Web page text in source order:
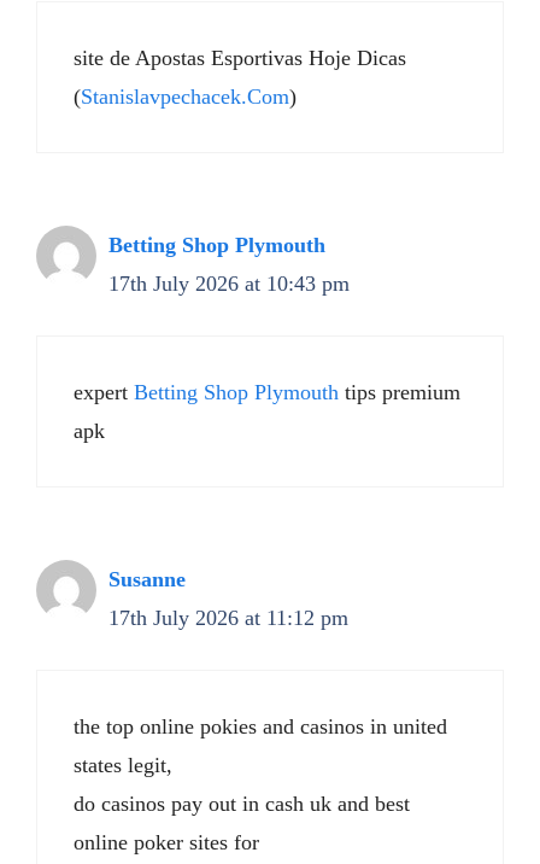
site de Apostas Esportivas Hoje Dicas
(Stanislavpechacek.Com)
Betting Shop Plymouth
17th July 2026 at 10:43 pm
expert Betting Shop Plymouth tips premium
apk
Susanne
17th July 2026 at 11:12 pm
the top online pokies and casinos in united
states legit,
do casinos pay out in cash uk and best
online poker sites for